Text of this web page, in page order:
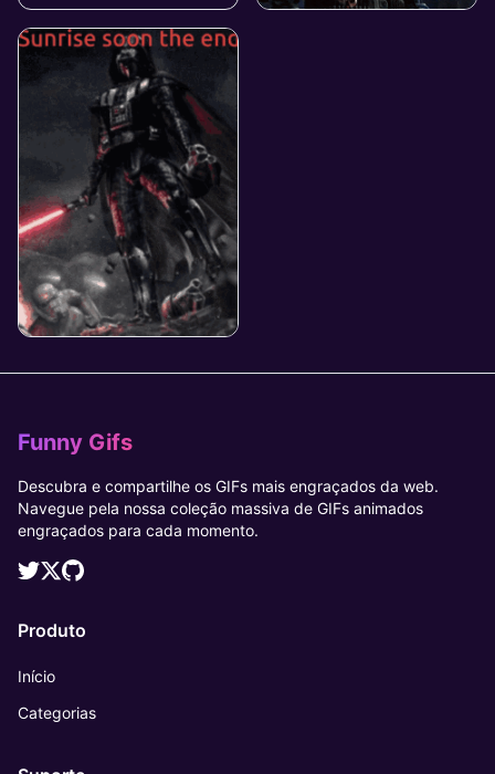
Funny Gifs
Descubra e compartilhe os GIFs mais engraçados da web.
Navegue pela nossa coleção massiva de GIFs animados
engraçados para cada momento.
Produto
Início
Categorias